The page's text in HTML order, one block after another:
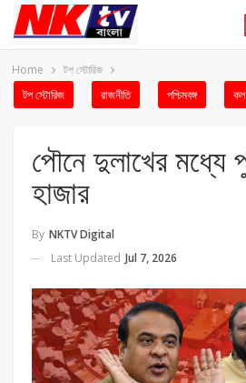
Home টপ স্টোরিজ
টপ স্টোরিজ রাজনীতি পশ্চিমবঙ্গ
পৌনে দুলাখের মধ্যে
হাজার
By NKTV Digital
Last Updated Jul 7, 2026